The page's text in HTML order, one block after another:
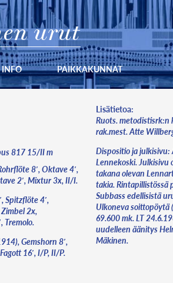
urut
INFO PAIKKAKUNNAT
817 15/II m
8′, Oktave 4′,
2′, Mixtur 3x, II/I.
Spitzflöte 4′,
2x,
Tremolo.
Gemshorn 8′,
16′, I/P, II/P.
Lisätietoa:
Ruots. metodistisrk:n
rak.mest. Atte
Dispositio ja julkisivu:
Lennekoski. Julkisivu
takana olevan
takia.
Subbass edellisistä
Ulkoneva soittopöytä
69.600 mk. LT
uudelleen äänitys
Mäkinen.